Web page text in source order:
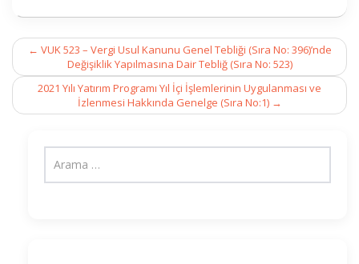
Post
navigation
← VUK 523 – Vergi Usul Kanunu Genel Tebliği (Sıra No: 396)’nde
Değişiklik Yapılmasına Dair Tebliğ (Sıra No: 523)
2021 Yılı Yatırım Programı Yıl İçi İşlemlerinin Uygulanması ve
İzlenmesi Hakkında Genelge (Sıra No:1) →